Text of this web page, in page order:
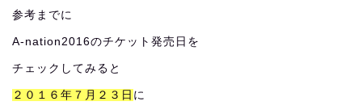
参考までに
A-nation2016のチケット発売日を
チェックしてみると
２０１６年７月２３日 に